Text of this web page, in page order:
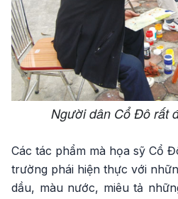
Người dân Cổ Đô rất
Các tác phẩm mà họa sỹ Cổ
trường phái hiện thực với
dầu, màu nước, miêu tả